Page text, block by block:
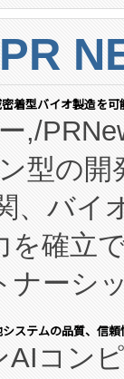
PR
着型バイオ製造を
,/
型の
、バイ
を確立
ナーシ
績ある
プ
ステムの品質、信
AIコン